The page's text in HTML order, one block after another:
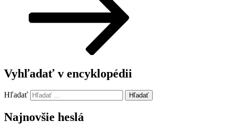
Vyhľadať v encyklopédii
Hľadať Hľadať
Najnovšie heslá